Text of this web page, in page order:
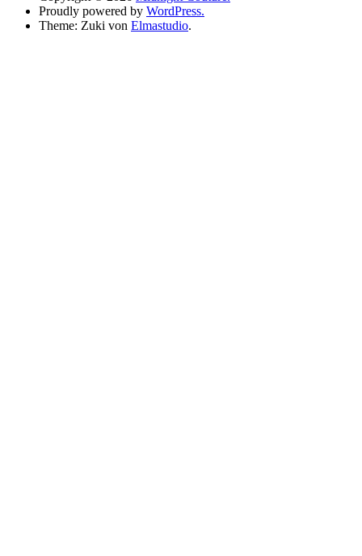
Proudly powered by WordPress.
Theme: Zuki von Elmastudio.